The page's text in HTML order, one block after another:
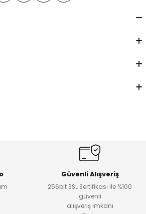
Güvenli Alışveriş
256bit SSL Sertifikası ile %100
güvenli
alışveriş imkanı